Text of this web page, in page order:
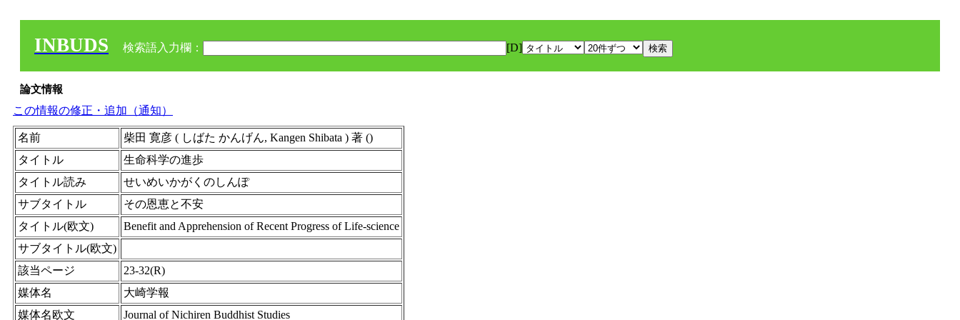
INBUDS 検索語入力欄： [D]
論文情報
この情報の修正・追加（通知）
名前
柴田 寛彦 ( しばた かんげん, Kangen Shibata ) 著 ()
タイトル
生命科学の進歩
タイトル読み
せいめいかがくのしんぽ
サブタイトル
その恩恵と不安
タイトル(欧文)
Benefit and Apprehension of Recent Progress of Life-science
サブタイトル(欧文)
該当ページ
23-32(R)
媒体名
大崎学報
媒体名欧文
Journal of Nichiren Buddhist Studies